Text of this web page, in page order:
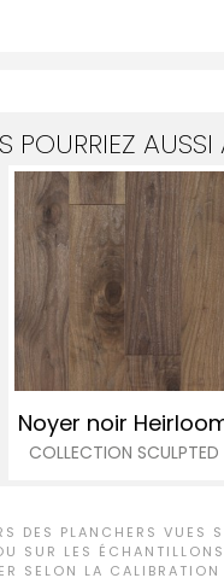
POURRIEZ AUSSI
Noyer noir
COLLECTION SCULPTED
DES PLANCHERS VUES
SUR LES
SELON LA